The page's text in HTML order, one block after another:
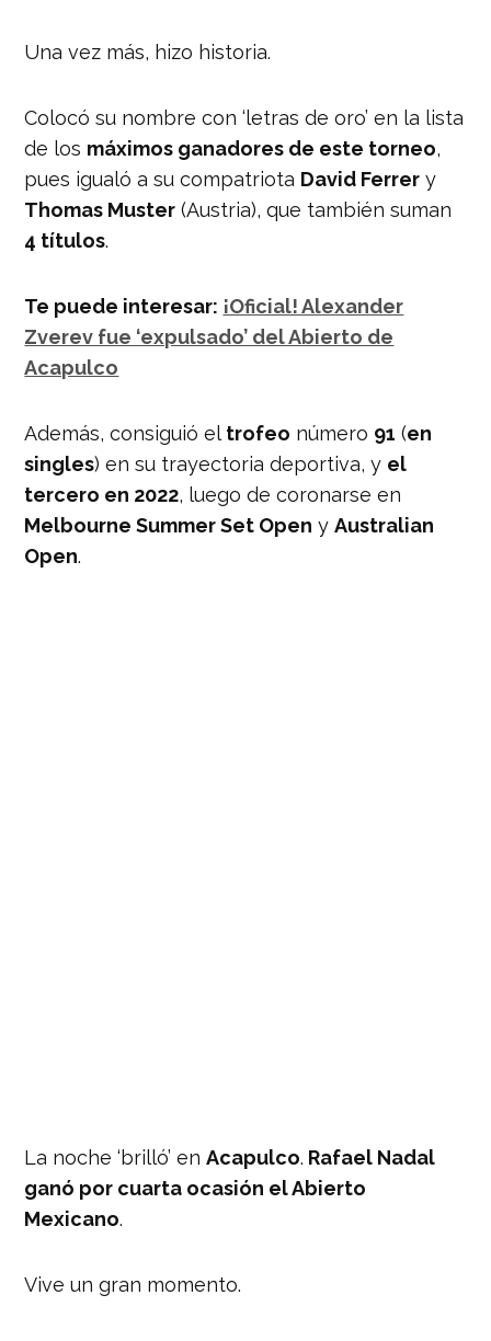
Una vez más, hizo historia.
Colocó su nombre con ‘letras de oro’ en la lista
de los máximos ganadores de este torneo,
pues igualó a su compatriota David Ferrer y
Thomas Muster (Austria), que también suman
4 títulos.
Te puede interesar: ¡Oficial! Alexander
Zverev fue ‘expulsado’ del Abierto de
Acapulco
Además, consiguió el trofeo número 91 (en
singles) en su trayectoria deportiva, y el
tercero en 2022, luego de coronarse en
Melbourne Summer Set Open yAustralian
Open.
La noche ‘brilló’ enAcapulco. Rafael Nadal
ganó por cuarta ocasión el Abierto
Mexicano.
Vive un gran momento.